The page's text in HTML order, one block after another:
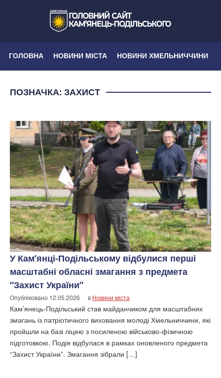
ГОЛОВНА НОВИНИ МІСТА НОВИНИ ХМЕЛЬНИЧЧИНИ
ПОЗНАЧКА: ЗАХИСТ
У Кам’янці-Подільському відбулися перші
масштабні обласні змагання з предмета
“Захист України”
Опубліковано 12.05.2026 в Новини міста
Кам’янець-Подільський став майданчиком для масштабних
змагань із патріотичного виховання молоді Хмельниччини, які
пройшли на базі ліцею з посиленою військово-фізичною
підготовкою. Подія відбулася в рамках оновленого предмета
“Захист України”. Змагання зібрали […]